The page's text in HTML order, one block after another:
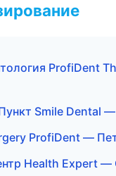
ProfiDent
Smile Dental
ProfiDent —
Health Expert —